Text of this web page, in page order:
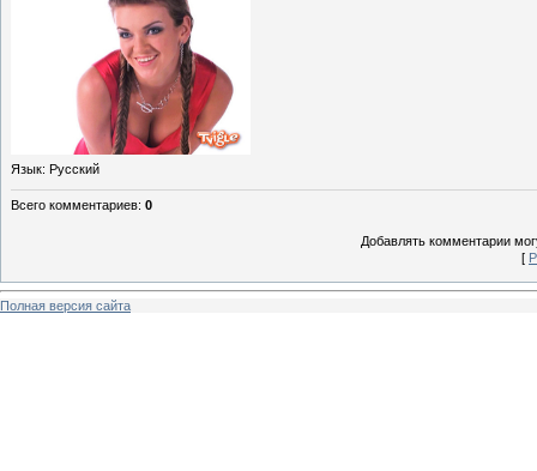
Язык: Русский
Всего комментариев: 0
Добавлять комментарии
[
Полная версия сайта